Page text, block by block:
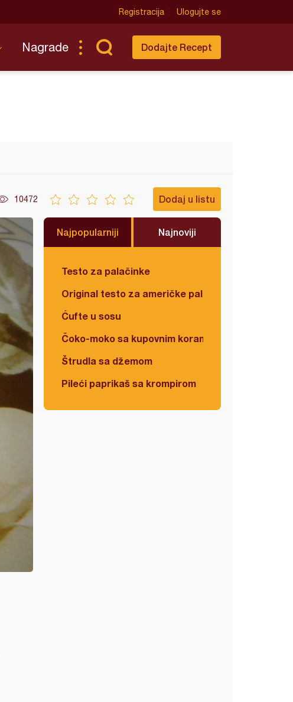
Registracija Ulogujte se
Nagrade Dodajte Recept
10472 Dodaj u listu
Najpopularniji Najnoviji
Testo za palačinke
Original testo za američke palačinke
Ćufte u sosu
Čoko-moko sa kupovnim korama
Štrudla sa džemom
Pileći paprikaš sa krompirom